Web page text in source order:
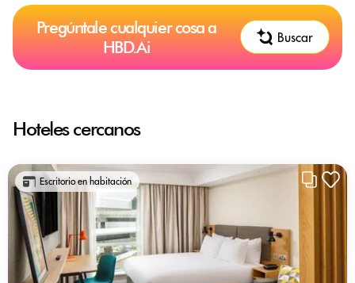
Pregúntale cualquier cosa a
HBD.Ai
Buscar
Hoteles cercanos
Escritorio en habitación